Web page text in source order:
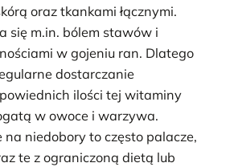
oraz tkankami łącznymi.
się m.in. bólem stawów i
w gojeniu ran. Dlatego
dostarczanie
ilości tej witaminy
w owoce i warzywa.
na niedobory to często palacze,
te z ograniczoną dietą lub